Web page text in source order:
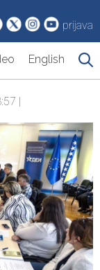
prijava
English
|